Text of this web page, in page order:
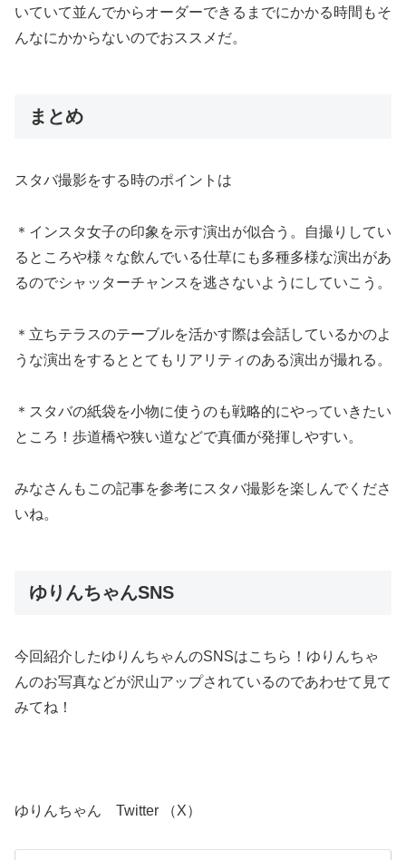
いていて並んでからオーダーできるまでにかかる時間もそ
んなにかからないのでおススメだ。
まとめ
スタバ撮影をする時のポイントは
＊インスタ女子の印象を示す演出が似合う。
自撮りしてい
るところや様々な飲んでいる仕草にも多種多様な演出があ
るのでシャッターチャンスを逃さないようにしていこう。
＊ 立ちテラスのテーブルを活かす際は会話しているかのよ
うな演出をするととてもリアリティのある演出が撮れる。
＊スタバの紙袋を小物に使うのも戦略的にやっていきたい
ところ！ 歩道橋や狭い道などで真価が発揮しやすい。
みなさんもこの記事を参考にスタバ撮影を楽しんでくださ
いね。
ゆりんちゃんSNS
今回紹介したゆりんちゃんのSNSはこちら！ゆりんちゃ
んのお写真などが沢山アップされているのであわせて見て
みてね！
ゆりんちゃん Twitter （X）